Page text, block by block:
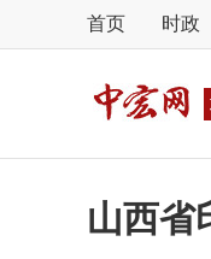
首页 时政
山西省